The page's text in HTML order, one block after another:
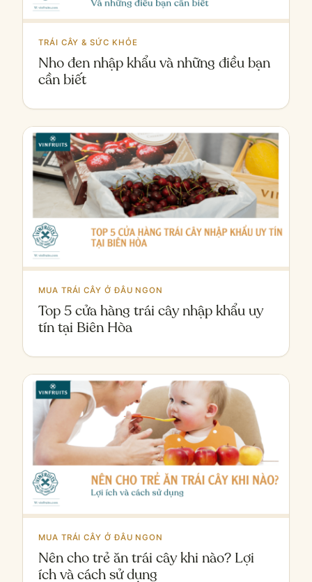
TRÁI CÂY & SỨC KHỎE
Nho đen nhập khẩu và những điều bạn
cần biết
MUA TRÁI CÂY Ở ĐÂU NGON
Top 5 cửa hàng trái cây nhập khẩu uy
tín tại Biên Hòa
MUA TRÁI CÂY Ở ĐÂU NGON
Nên cho trẻ ăn trái cây khi nào? Lợi
ích và cách sử dụng